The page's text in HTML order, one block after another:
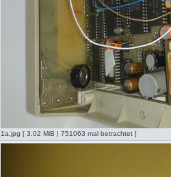
1a.jpg [ 3.02 MiB | 751063 mal betrachtet ]